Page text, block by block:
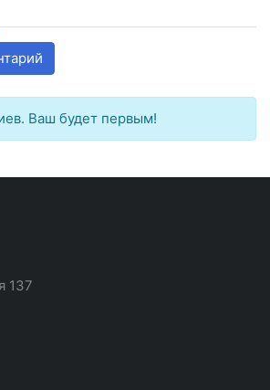
Ваш будет первым!
137